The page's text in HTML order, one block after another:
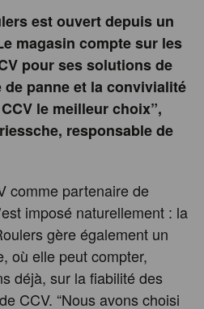
est ouvert depuis un
magasin compte sur les
pour ses solutions de
de panne et la convivialité
le meilleur choix”,
responsable de
comme partenaire de
imposé naturellement : la
gère également un
où elle peut compter,
déjà, sur la fiabilité des
CCV. “Nous avons choisi